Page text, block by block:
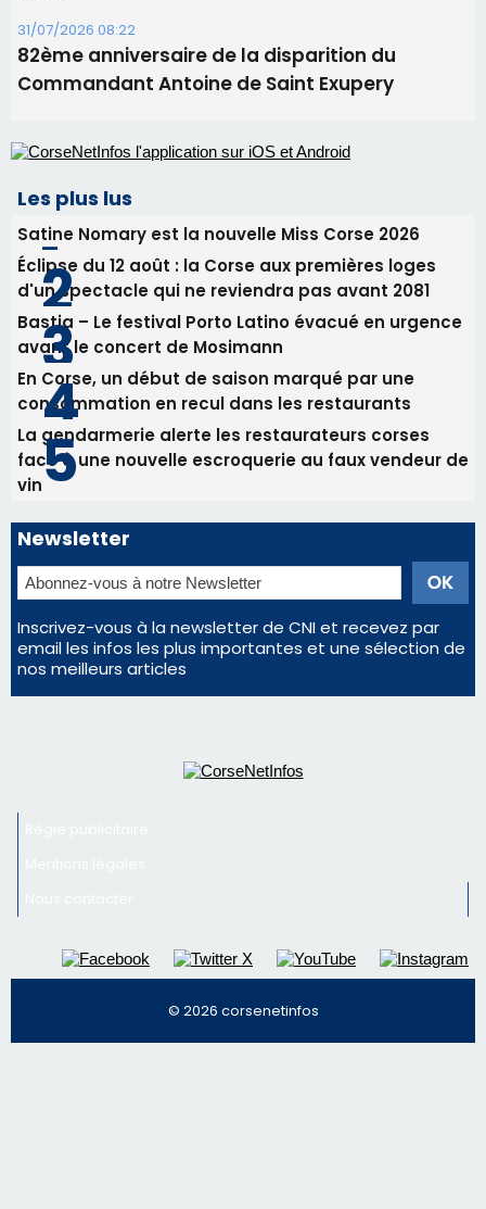
Satine Nomary est la nouvelle Miss Corse 2026
Éclipse du 12 août : la Corse aux premières loges
d'un spectacle qui ne reviendra pas avant 2081
avant le concert de Mosimann
consommation en recul dans les restaurants
La gendarmerie alerte les restaurateurs corses
face à une nouvelle escroquerie au faux vendeur de
vin
Newsletter
Inscrivez-vous à la newsletter de CNI et recevez par
email les infos les plus importantes et une sélection de
nos meilleurs articles
Régie publicitaire
Mentions légales
Nous contacter